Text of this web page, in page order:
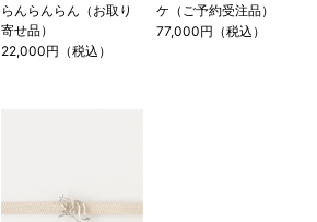
らんらんらん（お取り
寄せ品）
22,000円（税込）
ケ（ご予約受注品）
77,000円（税込）